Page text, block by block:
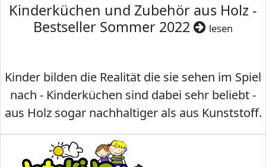
Kinderküchen und Zubehör aus Holz -
Bestseller Sommer 2022
lesen
Kinder bilden die Realität die sie sehen im Spiel
nach - Kinderküchen sind dabei sehr beliebt -
aus Holz sogar nachhaltiger als aus Kunststoff.